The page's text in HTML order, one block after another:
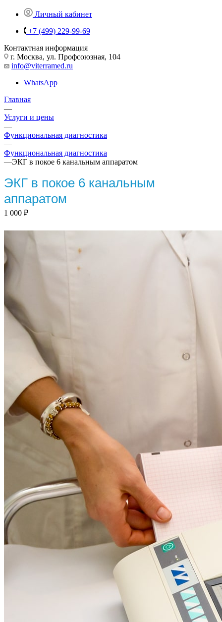
Личный кабинет
+7 (499) 229-99-69
Контактная информация
г. Москва, ул. Профсоюзная, 104
info@viterramed.ru
WhatsApp
Главная
—
Услуги и цены
—
Функциональная диагностика
—
Функциональная диагностика
—ЭКГ в покое 6 канальным аппаратом
ЭКГ в покое 6 канальным
аппаратом
1 000 ₽